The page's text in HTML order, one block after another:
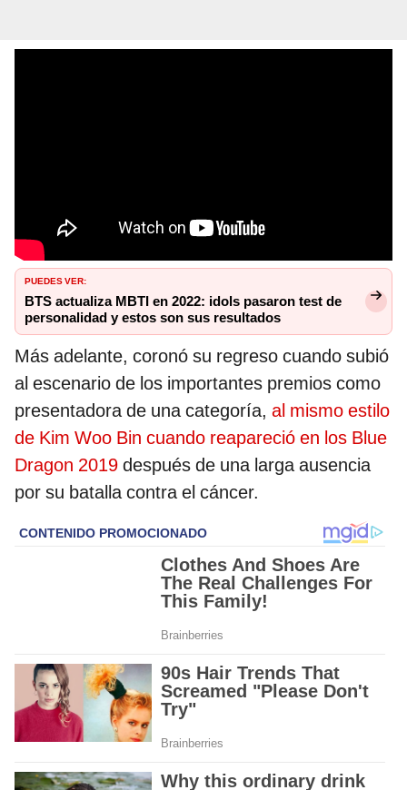
PUEDES VER:
BTS actualiza MBTI en 2022: idols pasaron test de
personalidad y estos son sus resultados
Más adelante, coronó su regreso cuando subió
al escenario de los importantes premios como
presentadora de una categoría, al mismo estilo
de Kim Woo Bin cuando reapareció en los Blue
Dragon 2019 después de una larga ausencia
por su batalla contra el cáncer.